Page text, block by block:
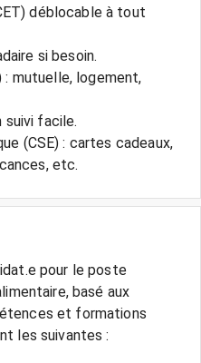
déblocable à tout
si besoin.
: mutuelle, logement,
suivi facile.
(CSE) : cartes cadeaux,
pour le poste
basé aux
et formations
les suivantes :